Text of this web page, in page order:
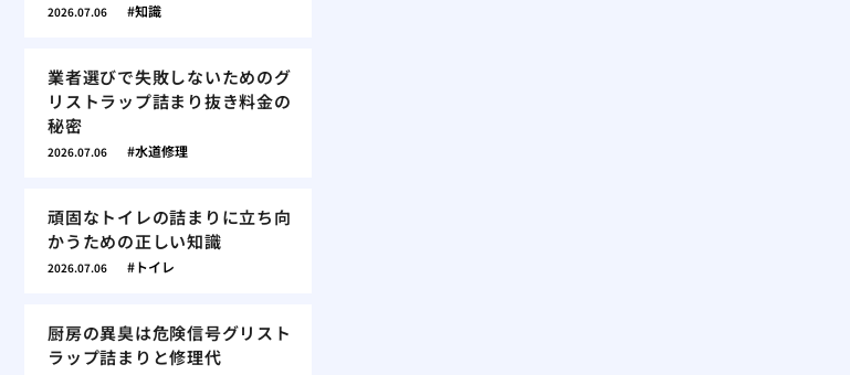
2026.07.06 知識
業者選びで失敗しないためのグ
リストラップ詰まり抜き料金の
秘密
2026.07.06 水道修理
頑固なトイレの詰まりに立ち向
かうための正しい知識
2026.07.06 トイレ
厨房の異臭は危険信号グリスト
ラップ詰まりと修理代